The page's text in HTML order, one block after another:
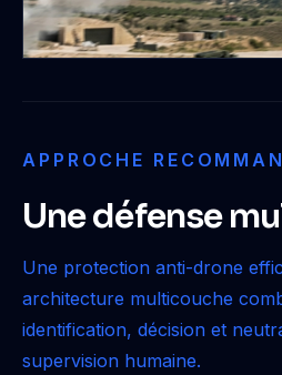
APPROCHE
Une défense
Une protection anti-drone
architecture multicouche
identification, décision et
supervision humaine.